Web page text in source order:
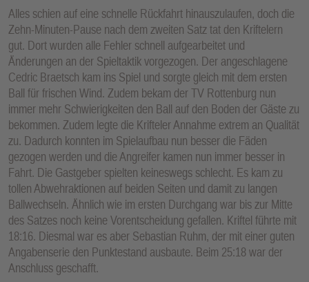
Alles schien auf eine schnelle Rückfahrt hinauszulaufen, doch die
Zehn-Minuten-Pause nach dem zweiten Satz tat den Kriftelern
gut. Dort wurden alle Fehler schnell aufgearbeitet und
Änderungen an der Spieltaktik vorgezogen. Der angeschlagene
Cedric Braetsch kam ins Spiel und sorgte gleich mit dem ersten
Ball für frischen Wind. Zudem bekam der TV Rottenburg nun
immer mehr Schwierigkeiten den Ball auf den Boden der Gäste zu
bekommen. Zudem legte die Krifteler Annahme extrem an Qualität
zu. Dadurch konnten im Spielaufbau nun besser die Fäden
gezogen werden und die Angreifer kamen nun immer besser in
Fahrt. Die Gastgeber spielten keineswegs schlecht. Es kam zu
tollen Abwehraktionen auf beiden Seiten und damit zu langen
Ballwechseln. Ähnlich wie im ersten Durchgang war bis zur Mitte
des Satzes noch keine Vorentscheidung gefallen. Kriftel führte mit
18:16. Diesmal war es aber Sebastian Ruhm, der mit einer guten
Angabenserie den Punktestand ausbaute. Beim 25:18 war der
Anschluss geschafft.